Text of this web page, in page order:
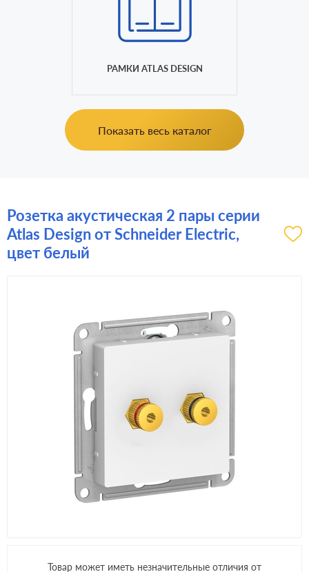
РАМКИ ATLAS DESIGN
Показать весь каталог
Розетка акустическая 2 пары серии
Atlas Design от Schneider Electric,
цвет белый
Товар может иметь незначительные отличия от